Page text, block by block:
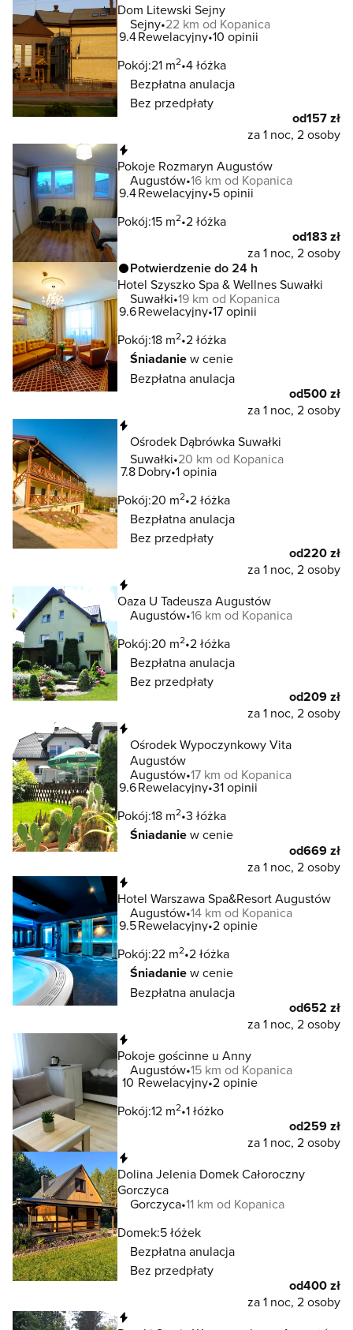
Dom Litewski Sejny
Sejny 22 km od Kopanica
9.4Rewelacyjny 10 opinii
Pokój:21 m2 4 łóżka
Bezpłatna anulacja
Bez przedpłaty
od157 zł
za 1 noc, 2 osoby
Pokoje Rozmaryn Augustów
Augustów 16 km od Kopanica
9.4Rewelacyjny 5 opinii
Pokój:15 m2 2 łóżka
od183 zł
za 1 noc, 2 osoby
Potwierdzenie do 24 h
Hotel Szyszko Spa & Wellnes Suwałki
Suwałki 19 km od Kopanica
9.6Rewelacyjny 17 opinii
Pokój:18 m2 2 łóżka
Śniadaniew cenie
Bezpłatna anulacja
od500 zł
za 1 noc, 2 osoby
Ośrodek Dąbrówka Suwałki
Suwałki 20 km od Kopanica
7.8 Dobry 1 opinia
Pokój:20 m2 2 łóżka
Bezpłatna anulacja
Bez przedpłaty
od220 zł
za 1 noc, 2 osoby
Oaza U Tadeusza Augustów
Augustów 16 km od Kopanica
Pokój:20 m2 2 łóżka
Bezpłatna anulacja
Bez przedpłaty
od209 zł
za 1 noc, 2 osoby
Ośrodek Wypoczynkowy Vita
Augustów
Augustów 17 km od Kopanica
9.6Rewelacyjny 31 opinii
Pokój:18 m2 3 łóżka
Śniadaniew cenie
od669 zł
za 1 noc, 2 osoby
Hotel Warszawa Spa&Resort Augustów
Augustów 14 km od Kopanica
9.5Rewelacyjny 2 opinie
Pokój:22 m2 2 łóżka
Śniadaniew cenie
Bezpłatna anulacja
od652 zł
za 1 noc, 2 osoby
Pokoje gościnne u Anny
Augustów 15 km od Kopanica
10 Rewelacyjny 2 opinie
Pokój:12 m2 1 łóżko
od259 zł
za 1 noc, 2 osoby
Dolina Jelenia Domek Całoroczny
Gorczyca
Gorczyca 11 km od Kopanica
Domek:5 łóżek
Bezpłatna anulacja
Bez przedpłaty
od400 zł
za 1 noc, 2 osoby